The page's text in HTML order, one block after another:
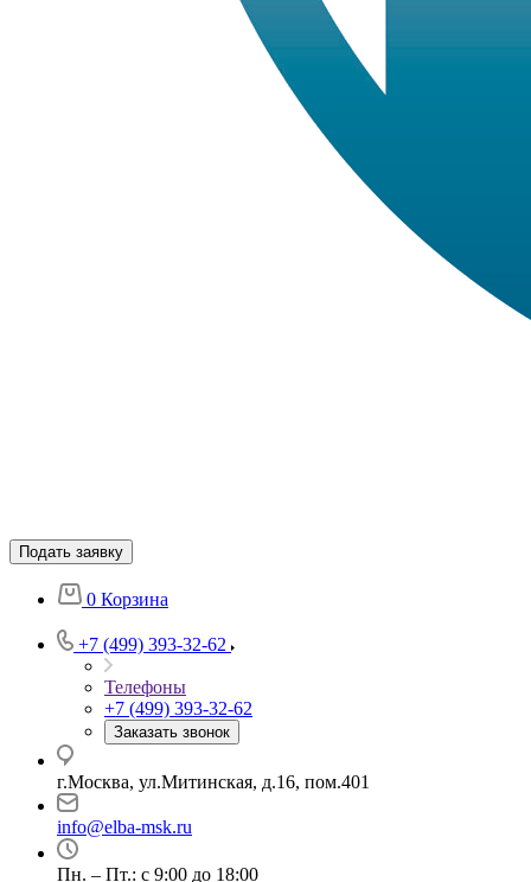
Подать заявку
0 Корзина
+7 (499) 393-32-62
Телефоны
+7 (499) 393-32-62
Заказать звонок
г.Москва, ул.Митинская, д.16, пом.401
info@elba-msk.ru
Пн. – Пт.: с 9:00 до 18:00